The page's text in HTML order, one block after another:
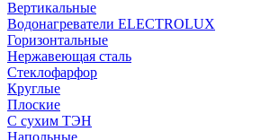
Вертикальные
Водонагреватели ELECTROLUX
Горизонтальные
Нержавеющая сталь
Стеклофарфор
Круглые
Плоские
С сухим ТЭН
Напольные